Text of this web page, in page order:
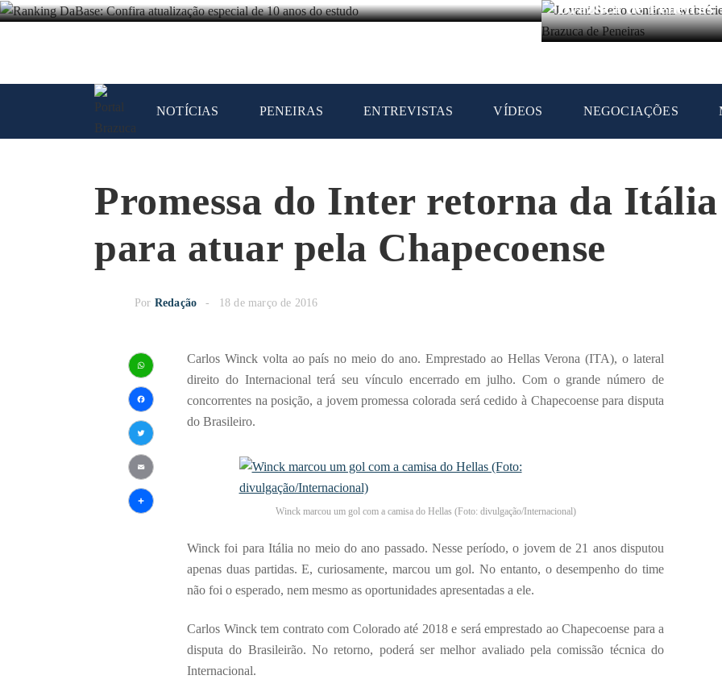
Brazuca de Peneiras
NOTÍCIAS PENEIRAS ENTREVISTAS VÍDEOS NEGOCIAÇÕES
Promessa do Inter retorna da Itália
para atuar pela Chapecoense
Por Redação 18 de março de 2016
WhatsApp
Facebook
Twitter
Email
Carlos Winck volta ao país no meio do ano. Emprestado ao Hellas Verona (ITA), o lateral
direito do Internacional terá seu vínculo encerrado em julho. Com o grande número de
concorrentes na posição, a jovem promessa colorada será cedido à Chapecoense para disputa
do Brasileiro.
Winck marcou um gol com a camisa do Hellas (Foto: divulgação/Internacional)
Winck foi para Itália no meio do ano passado. Nesse período, o jovem de 21 anos disputou
apenas duas partidas. E, curiosamente, marcou um gol. No entanto, o desempenho do time
não foi o esperado, nem mesmo as oportunidades apresentadas a ele.
Carlos Winck tem contrato com Colorado até 2018 e será emprestado ao Chapecoense para a
disputa do Brasileirão. No retorno, poderá ser melhor avaliado pela comissão técnica do
Internacional.